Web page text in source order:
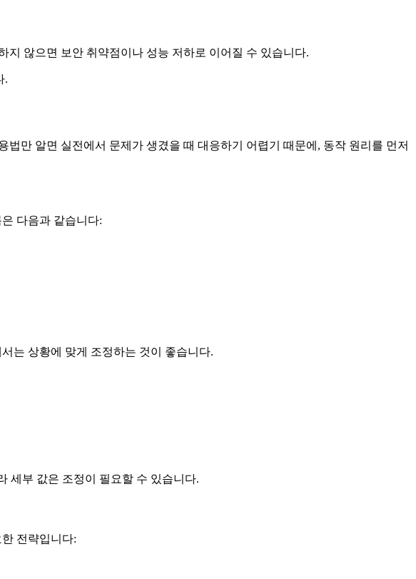
않으면 보안 취약점이나 성능 저하로 이어질 수 있습니다.
.
만 알면 실전에서 문제가 생겼을 때 대응하기 어렵기 때문에, 동작 원리를 먼저
다음과 같습니다:
는 상황에 맞게 조정하는 것이 좋습니다.
세부 값은 조정이 필요할 수 있습니다.
전략입니다: